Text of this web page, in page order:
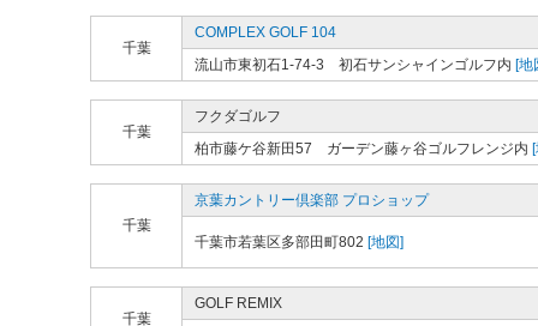
千葉
COMPLEX GOLF 104
流山市東初石1-74-3 初石サンシャインゴルフ内 [地
千葉
フクダゴルフ
柏市藤ケ谷新田57 ガーデン藤ヶ谷ゴルフレンジ内
千葉
京葉カントリー倶楽部 プロショップ
千葉市若葉区多部田町802 [地図]
千葉
GOLF REMIX